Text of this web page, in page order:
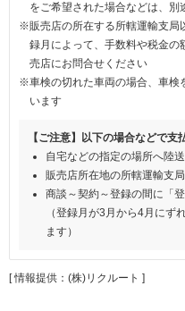
をご希望された場合などは、別
※販売店の所在する所轄運輸支局
録月によって、手数料や税金の
売店にお問合せください
※車検の切れた車両の場合、車検
います
【ご注意】以下の場合などで支
自宅などの指定の場所へ陸
販売店所在地の所轄運輸支
商談～契約～登録の間に「
（登録月が3月から4月にず
ます）
[ 情報提供：(株)リクルート ]